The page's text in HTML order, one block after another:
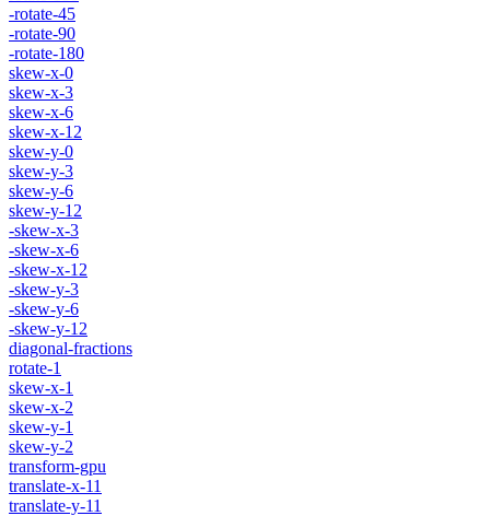
-rotate-45
-rotate-90
-rotate-180
skew-x-0
skew-x-3
skew-x-6
skew-x-12
skew-y-0
skew-y-3
skew-y-6
skew-y-12
-skew-x-3
-skew-x-6
-skew-x-12
-skew-y-3
-skew-y-6
-skew-y-12
diagonal-fractions
rotate-1
skew-x-1
skew-x-2
skew-y-1
skew-y-2
transform-gpu
translate-x-11
translate-y-11